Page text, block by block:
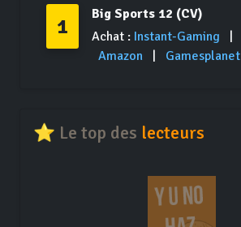
1
Big Sports 12 (CV)
Achat : Instant-Gaming
Amazon
Gamesplanet
⭐ Le top des lecteurs